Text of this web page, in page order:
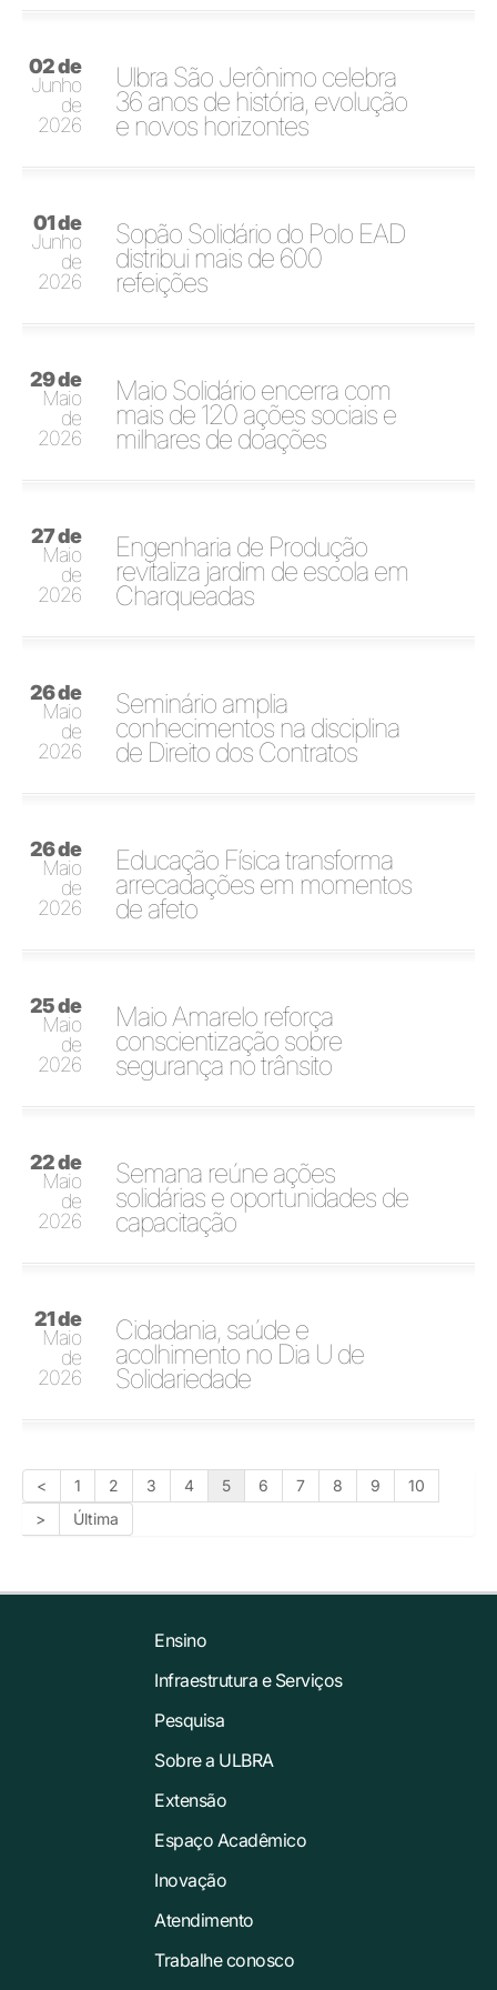
02 de
Junho
de
2026
Ulbra São Jerônimo celebra
36 anos de história, evolução
e novos horizontes
01 de
Junho
de
2026
Sopão Solidário do Polo EAD
distribui mais de 600
refeições
29 de
Maio
de
2026
Maio Solidário encerra com
mais de 120 ações sociais e
milhares de doações
27 de
Maio
de
2026
Engenharia de Produção
revitaliza jardim de escola em
Charqueadas
26 de
Maio
de
2026
Seminário amplia
conhecimentos na disciplina
de Direito dos Contratos
26 de
Maio
de
2026
Educação Física transforma
arrecadações em momentos
de afeto
25 de
Maio
de
2026
Maio Amarelo reforça
conscientização sobre
segurança no trânsito
22 de
Maio
de
2026
Semana reúne ações
solidárias e oportunidades de
capacitação
21 de
Maio
de
2026
Cidadania, saúde e
acolhimento no Dia U de
Solidariedade
< 1 2 3 4 5 6 7 8 9
10
>
Última
Ensino
Infraestrutura e Serviços
Pesquisa
Sobre a ULBRA
Extensão
Espaço Acadêmico
Inovação
Atendimento
Trabalhe conosco